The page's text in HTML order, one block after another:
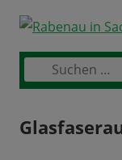
Skip
contentPrimary